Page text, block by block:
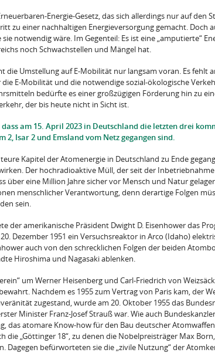
Ener­gie-Gesetz, das sich allerdings nur auf den
zu einer nachhaltigen Energieversorgung gemacht. Doch
notwen­dig wäre. Im Gegenteil: Es ist eine „amputierte“
noch Schwachstellen und Mängel hat.
die Umstellung auf E-Mobilität nur langsam voran. Es fehlt
E-Mobilität und die notwendige sozial-ökologische
be­dürfte es einer großzügigen Förderung hin zu
der bis heute nicht in Sicht ist.
am 15. April 2023 in Deutschland die letzten drei
Isar 2 und Emsland vom Netz gegangen sind.
Kapitel der Atomenergie in Deutschland zu Ende
Der hochradioaktive Müll, der seit der
über eine Million Jahre sicher vor Mensch und Natur
menschlicher Verantwortung, denn derartige Folgen
sein.
der amerikani­sche Präsident Dwight D. Eisenhower das
Dezember 1951 ein Versuchsreaktor in Arco (Idaho)
auch von den schrecklichen Folgen der beiden
Hi­roshima und Nagasaki ablenken.
um Werner Heisenberg und Carl-Friedrich von
Nachdem es 1955 zum Vertrag von Paris kam, der
zugestand, wurde am 20. Oktober 1955 das
Minister Franz-Josef Strauß war. Wie auch
das ato­mare Know-how für den Bau deutscher
die „Göttinger 18“, zu denen die Nobelpreisträger Max
Dagegen befürworteten sie die „zivile Nutzung“ der